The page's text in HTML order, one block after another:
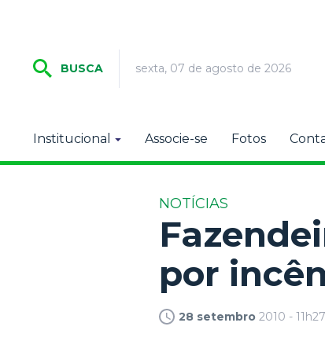
BUSCA sexta, 07 de agosto de 2026
Institucional Associe-se Fotos
NOTÍCIAS
por
28 setembro 2010 - 11h27